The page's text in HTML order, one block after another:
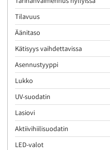
Tilavuus
Äänitaso
Kätisyys vaihdettavissa
Asennustyyppi
Lukko
UV-suodatin
Lasiovi
Aktiivihiilisuodatin
LED-valot